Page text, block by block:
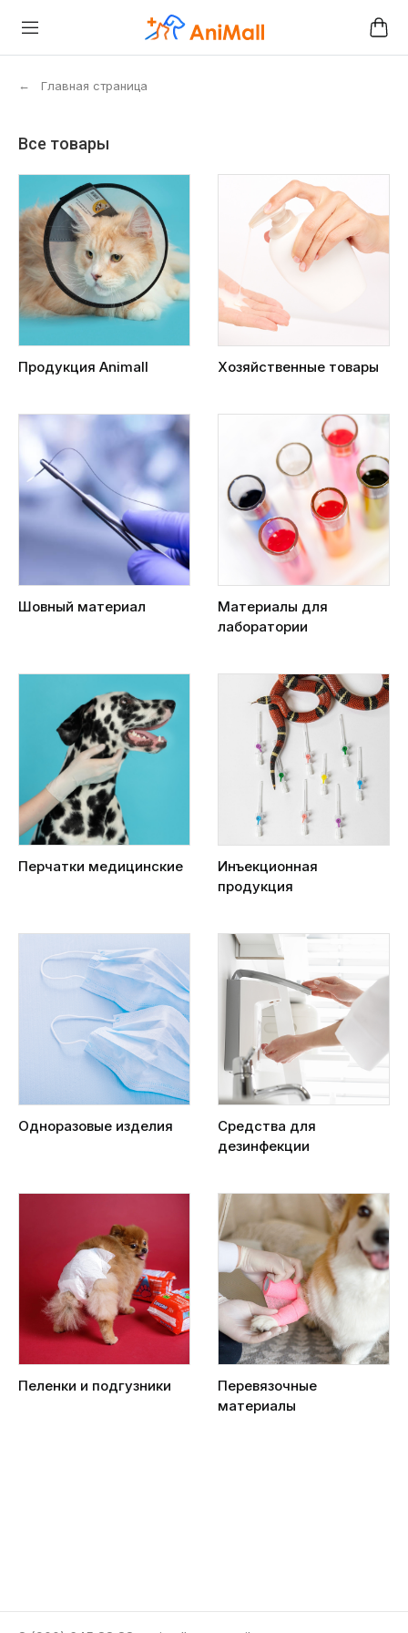
← Главная страница
Все товары
Продукция Animall Хозяйственные товары
Шовный материал
Материалы для
лаборатории
Перчатки медицинские
Инъекционная
продукция
Одноразовые изделия
Средства для
дезинфекции
Пеленки и подгузники
Перевязочные
материалы